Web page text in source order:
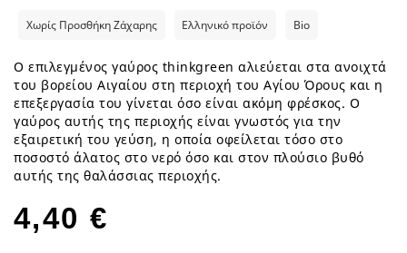
Χωρίς Προσθήκη Ζάχαρης Ελληνικό προϊόν Bio
Ο επιλεγμένος γαύρος thinkgreen αλιεύεται στα ανοιχτά
του βορείου Αιγαίου στη περιοχή του Αγίου Όρους και η
επεξεργασία του γίνεται όσο είναι ακόμη φρέσκος. Ο
γαύρος αυτής της περιοχής είναι γνωστός για την
εξαιρετική του γεύση, η οποία οφείλεται τόσο στο
ποσοστό άλατος στο νερό όσο και στον πλούσιο βυθό
αυτής της θαλάσσιας περιοχής.
4,40 €